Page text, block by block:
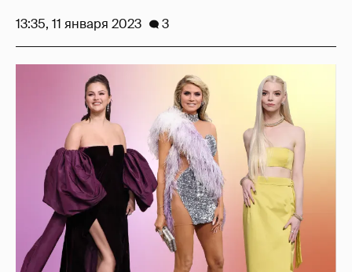
13:35, 11 января 2023 3